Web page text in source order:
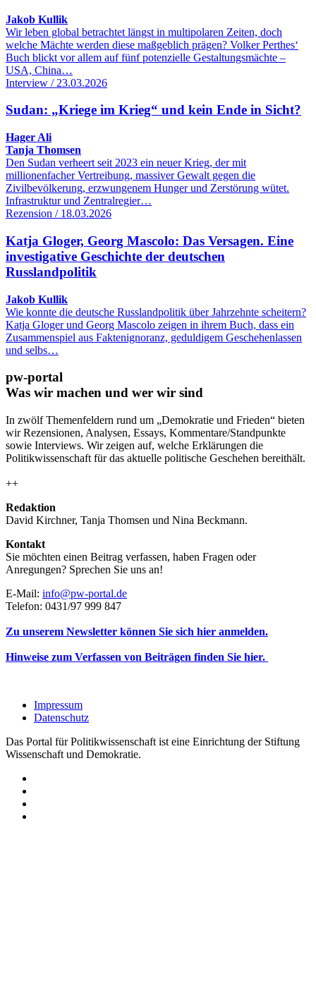
Jakob Kullik
Wir leben global betrachtet längst in multipolaren Zeiten, doch
welche Mächte werden diese maßgeblich prägen? Volker Perthes‘
Buch blickt vor allem auf fünf potenzielle Gestaltungsmächte –
USA, China…
Interview / 23.03.2026
Sudan: „Kriege im Krieg“ und kein Ende in Sicht?
Hager Ali
Tanja Thomsen
Den Sudan verheert seit 2023 ein neuer Krieg, der mit
millionenfacher Vertreibung, massiver Gewalt gegen die
Zivilbevölkerung, erzwungenem Hunger und Zerstörung wütet.
Infrastruktur und Zentralregier…
Rezension / 18.03.2026
Katja Gloger, Georg Mascolo: Das Versagen. Eine
investigative Geschichte der deutschen
Russlandpolitik
Jakob Kullik
Wie konnte die deutsche Russlandpolitik über Jahrzehnte scheitern?
Katja Gloger und Georg Mascolo zeigen in ihrem Buch, dass ein
Zusammenspiel aus Faktenignoranz, geduldigem Geschehenlassen
und selbs…
pw-portal
Was wir machen und wer wir sind
In zwölf Themenfeldern rund um „Demokratie und Frieden“ bieten
wir Rezensionen, Analysen, Essays, Kommentare/Standpunkte
sowie Interviews. Wir zeigen auf, welche Erklärungen die
Politikwissenschaft für das aktuelle politische Geschehen bereithält.
++
Redaktion
David Kirchner, Tanja Thomsen und Nina Beckmann.
Kontakt
Sie möchten einen Beitrag verfassen, haben Fragen oder
Anregungen? Sprechen Sie uns an!
E-Mail: info@pw-portal.de
Telefon: 0431/97 999 847
Zu unserem Newsletter können Sie sich hier anmelden.
Hinweise zum Verfassen von Beiträgen finden Sie hier.
Impressum
Datenschutz
Das Portal für Politikwissenschaft ist eine Einrichtung der Stiftung
Wissenschaft und Demokratie.